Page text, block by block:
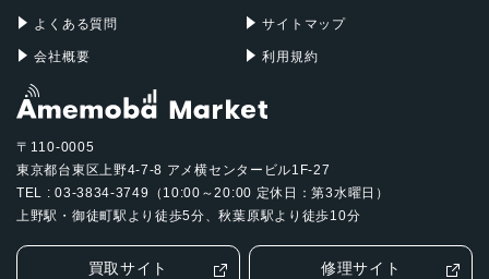
よくある質問
会社概要
サイトマップ
利用規約
〒110-0005
東京都台東区上野4-7-8 アメ横センタービル1F-27
TEL : 03-3834-3749（10:00～20:00 定休日：第3水曜日）
上野駅・御徒町駅より徒歩5分、秋葉原駅より徒歩10分
買取サイト 修理サイト